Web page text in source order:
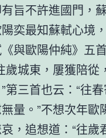
旨不許進國門，
奕最知蘇軾心境
與歐陽仲純》五
歲城東，屢獲陪從
第三首也云：“往春
量。”不想次年歐
，追想道：“往歲